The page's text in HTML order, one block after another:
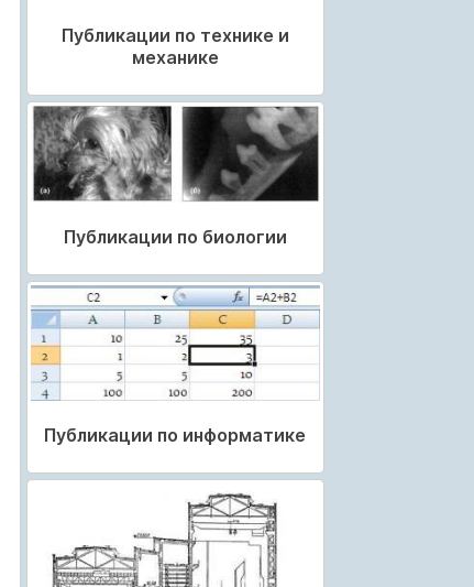
Публикации по технике и
механике
Публикации по биологии
Публикации по информатике